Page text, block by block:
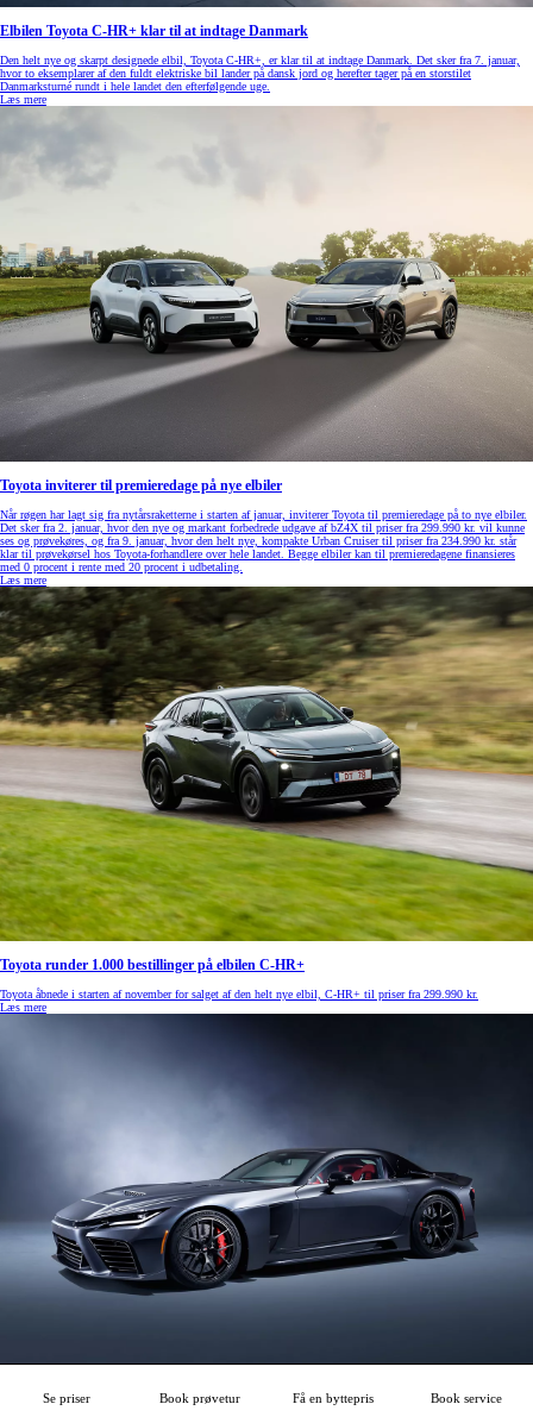
Se priser Book prøvetur Få en byttepris Book service
Elbilen Toyota C-HR+ klar til at indtage Danmark
Den helt nye og skarpt designede elbil, Toyota C-HR+, er klar til at indtage Danmark. Det sker fra 7. januar,
hvor to eksemplarer af den fuldt elektriske bil lander på dansk jord og herefter tager på en storstilet
Danmarksturné rundt i hele landet den efterfølgende uge.
Læs mere
Toyota inviterer til premieredage på nye elbiler
Når røgen har lagt sig fra nytårsraketterne i starten af januar, inviterer Toyota til premieredage på to nye elbiler.
Det sker fra 2. januar, hvor den nye og markant forbedrede udgave af bZ4X til priser fra 299.990 kr. vil kunne
ses og prøvekøres, og fra 9. januar, hvor den helt nye, kompakte Urban Cruiser til priser fra 234.990 kr. står
klar til prøvekørsel hos Toyota-forhandlere over hele landet. Begge elbiler kan til premieredagene finansieres
med 0 procent i rente med 20 procent i udbetaling.
Læs mere
Toyota runder 1.000 bestillinger på elbilen C-HR+
Toyota åbnede i starten af november for salget af den helt nye elbil, C-HR+ til priser fra 299.990 kr.
Læs mere